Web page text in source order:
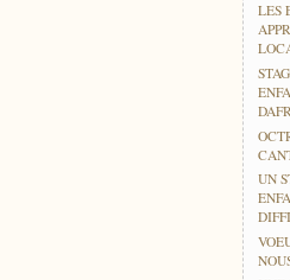
LES
UN